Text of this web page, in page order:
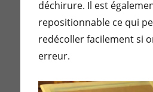
déchirure. Il est
repositionnable ce qui
redécoller facilement si
erreur.